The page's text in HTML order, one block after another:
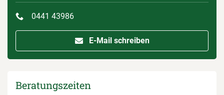
0441 43986
E-Mail schreiben
Beratungszeiten